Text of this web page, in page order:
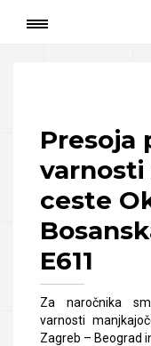
Domov
Presoja
ceste
E611
Za naročnika
varnosti
Zagreb – Beograd